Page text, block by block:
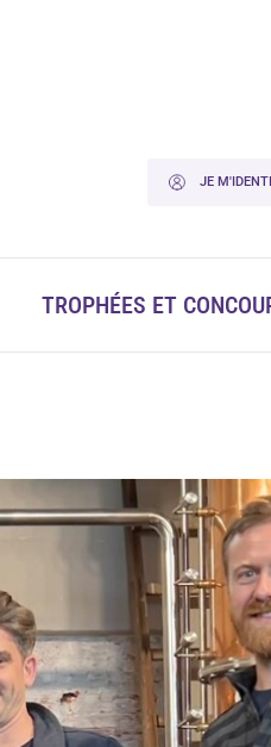
JE
TROPHÉES ET